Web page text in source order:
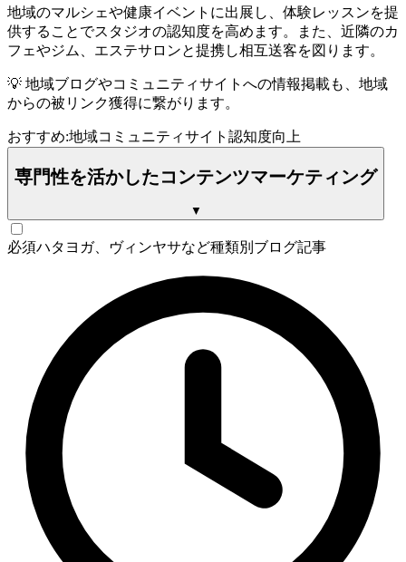
地域のマルシェや健康イベントに出展し、体験レッスンを提
供することでスタジオの認知度を高めます。また、近隣のカ
フェやジム、エステサロンと提携し相互送客を図ります。
💡 地域ブログやコミュニティサイトへの情報掲載も、地域
からの被リンク獲得に繋がります。
おすすめ:地域コミュニティサイト 認知度向上
専門性を活かしたコンテンツマーケティング
▼
必須ハタヨガ、ヴィンヤサなど種類別ブログ記事